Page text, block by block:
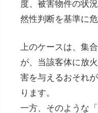
度、被害物件の状
然性判断を基準に
上のケースは、集
が、当該客体に放
害を与えるおそれ
ります。
一方、そのような